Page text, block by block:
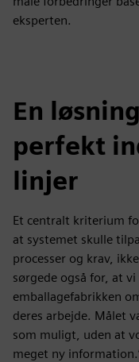
eksperten.
En
perfekt
linjer
Et centralt kriterium
at systemet skulle
processer og krav,
sørgede også for, at
emballagefabrikken
deres arbejde. Målet
som muligt, uden at
meget ny